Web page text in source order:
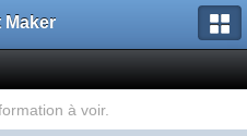
Maker
à voir.